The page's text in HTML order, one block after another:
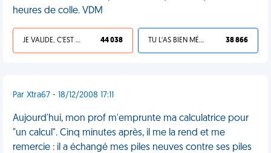
heures de colle. VDM
JE VALIDE, C'EST UNE VDM 44 038 TU L'AS BIEN MÉRITÉ 38 866
Par Xtra67 - 18/12/2008 17:11
Aujourd'hui, mon prof m'emprunte ma calculatrice pour
"un calcul". Cinq minutes après, il me la rend et me
remercie : il a échangé mes piles neuves contre ses piles